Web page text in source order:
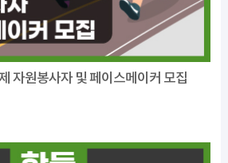
자원봉사자 및 페이스메이커 모집